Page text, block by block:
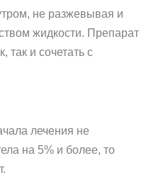
не разжевывая и
жидкости. Препарат
так и сочетать с
лечения не
на 5% и более, то